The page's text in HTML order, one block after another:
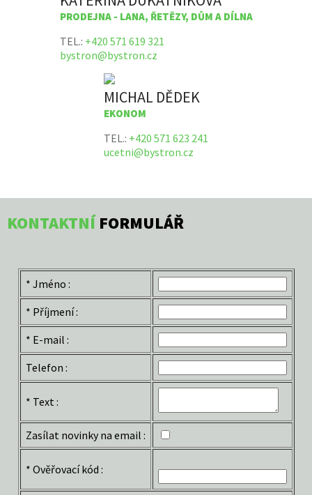
PRODEJNA - LANA, ŘETĚZY, DŮM A DÍLNA
TEL.: +420 571 619 321
bystron@bystron.cz
MICHAL DĚDEK
EKONOM
TEL.: +420 571 623 241
ucetni@bystron.cz
KONTAKTNÍFORMULÁŘ
* Jméno :
* Příjmení :
* E-mail :
Telefon :
* Text :
Zasílat novinky na email :
* Ověřovací kód :